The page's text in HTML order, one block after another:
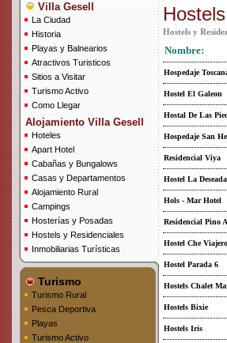
Villa Gesell
La Ciudad
Historia
Playas y Balnearios
Atractivos Turisticos
Sitios a Visitar
Turismo Activo
Como Llegar
Alojamiento Villa Gesell
Hoteles
Apart Hotel
Cabañas y Bungalows
Casas y Departamentos
Alojamiento Rural
Campings
Hosterías y Posadas
Hostels y Residenciales
Inmobiliarias Turísticas
Turismo
Turismo Rural
Pesca Deportiva
Playas
Turismo Activo
Hostels y
Nombre:
Hospedaje
Hostel El Galeon
Hostal De Las
Hospedaje San
Residencial Viya
Hostel La Deseada
Hols - Mar Hotel
Residencial Pino
Hostel Che Viajero
Hostel Parada 6
Hostels Chalet
Hostels Bixie
Hostels Iris